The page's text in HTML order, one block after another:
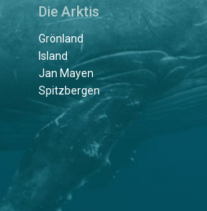
Die Arktis
Grönland
Island
Jan Mayen
Spitzbergen